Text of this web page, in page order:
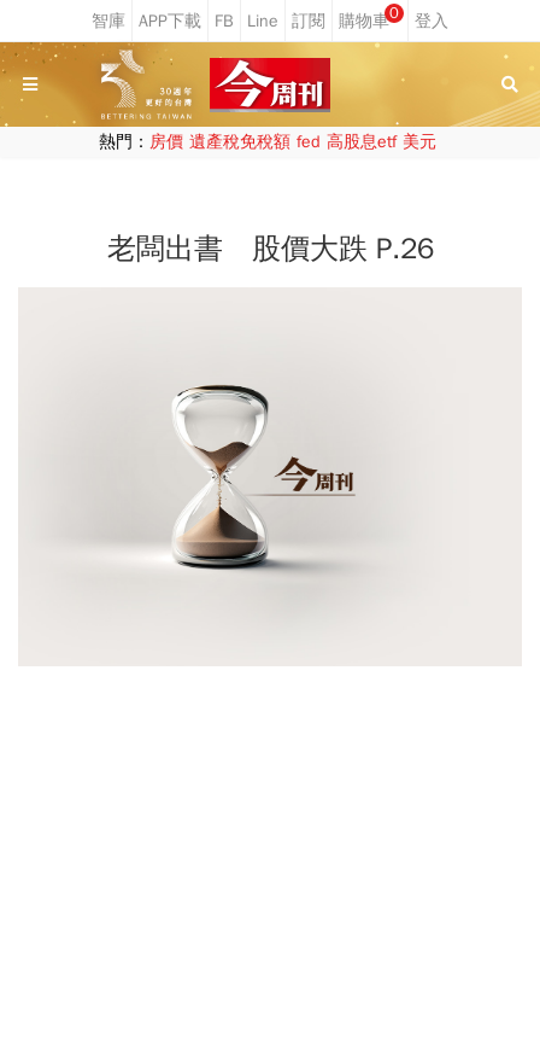
0
熱門： 房價 遺產稅免稅額 fed 高股息etf 美元
老闆出書 股價大跌 P.26